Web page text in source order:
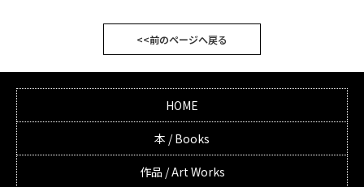
<<前のページへ戻る
HOME
本 / Books
作品 / Art Works